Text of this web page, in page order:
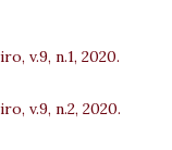
v.9, n.1, 2020.
v.9, n.2, 2020.